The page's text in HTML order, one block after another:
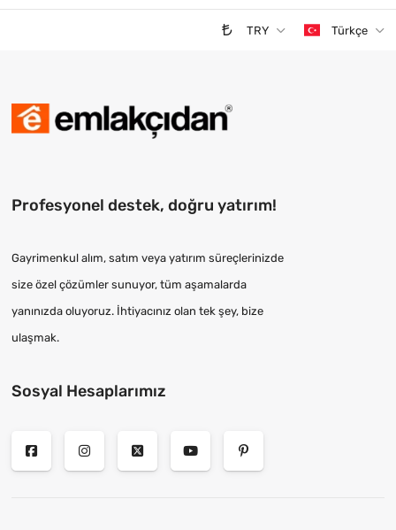
TRY Türkçe
Profesyonel destek, doğru yatırım!
Gayrimenkul alım, satım veya yatırım süreçlerinizde
size özel çözümler sunuyor, tüm aşamalarda
yanınızda oluyoruz. İhtiyacınız olan tek şey, bize
ulaşmak.
Sosyal Hesaplarımız